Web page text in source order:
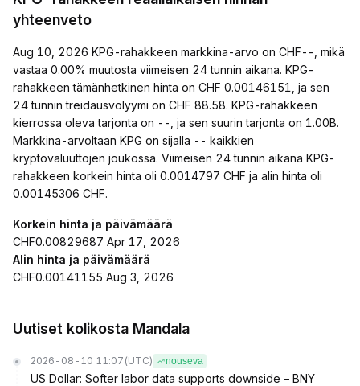
yhteenveto
Aug 10, 2026 KPG-rahakkeen markkina-arvo on CHF--, mikä
vastaa 0.00% muutosta viimeisen 24 tunnin aikana. KPG-
rahakkeen tämänhetkinen hinta on CHF 0.00146151, ja sen
24 tunnin treidausvolyymi on CHF 88.58. KPG-rahakkeen
kierrossa oleva tarjonta on --, ja sen suurin tarjonta on 1.00B.
Markkina-arvoltaan KPG on sijalla -- kaikkien
kryptovaluuttojen joukossa. Viimeisen 24 tunnin aikana KPG-
rahakkeen korkein hinta oli 0.0014797 CHF ja alin hinta oli
0.00145306 CHF.
Korkein hinta ja päivämäärä
CHF0.00829687 Apr 17, 2026
Alin hinta ja päivämäärä
CHF0.00141155 Aug 3, 2026
Uutiset kolikosta Mandala
2026-08-10 11:07 (UTC) nouseva
US Dollar: Softer labor data supports downside – BNY